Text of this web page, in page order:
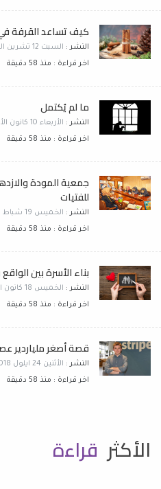
كيف تساعد القرفة
النشر : السبت 12 تشرين الثاني 2022
اخر قراءة : منذ 58 دقيقة
ما لم يُكتمل
النشر : الأربعاء 10 كانون الأول 2025
اخر قراءة : منذ 58 دقيقة
جمعية المودة
للفتيات
النشر : الخميس 19 شباط 2026
اخر قراءة : منذ 58 دقيقة
بناء الأسرة بين
النشر : الخميس 18 كانون الثاني 2024
اخر قراءة : منذ 58 دقيقة
قصة أصغر ملياردير
النشر : الأثنين 24 ايلول 2018
اخر قراءة : منذ 58 دقيقة
الأكثر قراءة